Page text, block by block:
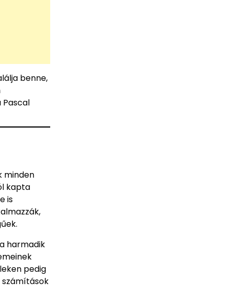
benne,
Pascal
minden
kapta
is
harmadik
pedig
számítások